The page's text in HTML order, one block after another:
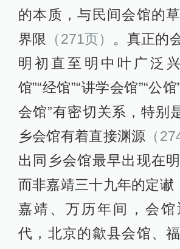
的本质，与民间会馆的
界限 （271页） 。真正的
明初直至明中叶广泛
馆”“经馆”“讲学会馆”“公馆
会馆”有密切关系，特别
乡会馆有着直接渊源 （
出同乡会馆最早出现在
而非嘉靖三十九年的定谳
嘉靖、万历年间，会
代，北京的歙县会馆、